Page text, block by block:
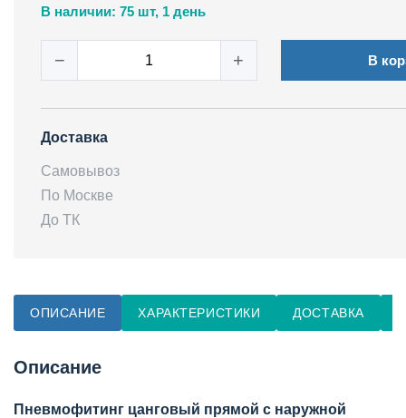
В наличии: 75 шт, 1 день
− + В
Доставка
Самовывоз
По Москве
До ТК
ОПИСАНИЕ ХАРАКТЕРИСТИКИ ДОСТАВКА
Описание
Пневмофитинг цанговый прямой с наружной